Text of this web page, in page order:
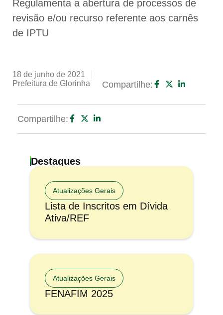
Regulamenta a abertura de processos de
revisão e/ou recurso referente aos carnês
de IPTU
18 de junho de 2021
Prefeitura de Glorinha
Compartilhe:
Compartilhe:
Destaques
Atualizações Gerais
Lista de Inscritos em Dívida
Ativa/REF
Atualizações Gerais
FENAFIM 2025